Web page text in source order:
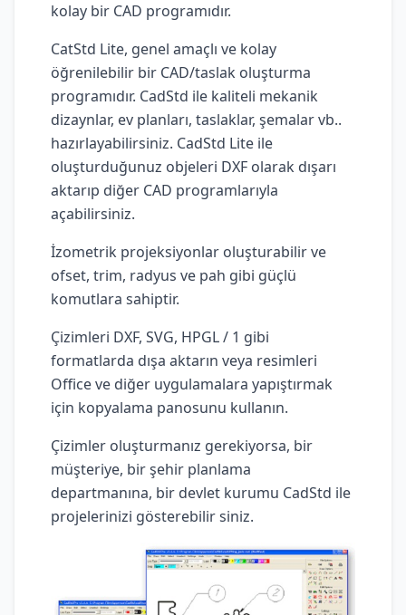
kolay bir CAD programıdır.
CatStd Lite, genel amaçlı ve kolay
öğrenilebilir bir CAD/taslak oluşturma
programıdır. CadStd ile kaliteli mekanik
dizaynlar, ev planları, taslaklar, şemalar vb..
hazırlayabilirsiniz. CadStd Lite ile
oluşturduğunuz objeleri DXF olarak dışarı
aktarıp diğer CAD programlarıyla
açabilirsiniz.
İzometrik projeksiyonlar oluşturabilir ve
ofset, trim, radyus ve pah gibi güçlü
komutlara sahiptir.
Çizimleri DXF, SVG, HPGL / 1 gibi
formatlarda dışa aktarın veya resimleri
Office ve diğer uygulamalara yapıştırmak
için kopyalama panosunu kullanın.
Çizimler oluşturmanız gerekiyorsa, bir
müşteriye, bir şehir planlama
departmanına, bir devlet kurumu CadStd ile
projelerinizi gösterebilir siniz.